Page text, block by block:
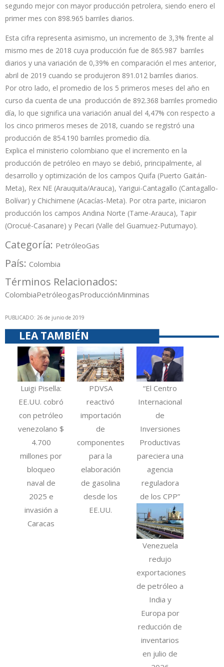
segundo mejor con mayor producción petrolera, siendo enero el
primer mes con 898.965 barriles diarios.
Esta cifra representa asimismo, un incremento de 3,3% frente al
mismo mes de 2018 cuya producción fue de 865.987 barriles
diarios y una variación de 0,39% en comparación el mes anterior,
abril de 2019 cuando se produjeron 891.012 barriles diarios.
Por otro lado, el promedio de los 5 primeros meses del año en
curso da cuenta de una producción de 892.368 barriles promedio
día, lo que significa una variación anual del 4,47% con respecto a
los cinco primeros meses de 2018, cuando se registró una
producción de 854.190 barriles promedio día.
Explica el ministerio colombiano que el incremento en la
producción de petróleo en mayo se debió, principalmente, al
desarrollo y optimización de los campos Quifa (Puerto Gaitán-
Meta), Rex NE (Arauquita/Arauca), Yarigui-Cantagallo (Cantagallo-
Bolívar) y Chichimene (Acacías-Meta). Por otra parte, iniciaron
producción los campos Andina Norte (Tame-Arauca), Tapir
(Orocué-Casanare) y Pecari (Valle del Guamuez-Putumayo).
Categoría: PetróleoGas
País: Colombia
Términos Relacionados:
ColombiaPetróleogasProducciónMinminas
PUBLICADO: 26 de junio de 2019
LEA TAMBIÉN
Luigi Pisella:
EE.UU. cobró
con petróleo
venezolano $
4.700
millones por
bloqueo
naval de
2025 e
invasión a
Caracas
PDVSA
reactivó
importación
de
componentes
para la
elaboración
de gasolina
desde los
EE.UU.
“El Centro
Internacional
de
Inversiones
Productivas
pareciera una
agencia
reguladora
de los CPP”
Venezuela
redujo
exportaciones
de petróleo a
India y
Europa por
reducción de
inventarios
en julio de